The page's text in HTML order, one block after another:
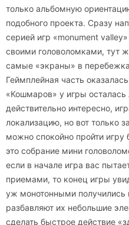
только альбомную
подобного проекта. Сразу
серией игр «monument
своими головоломками, тут
самые «экраны» в
Геймплейная часть
«Кошмаров» у игры
действительно интересно,
локализацию, но вот только
можно спокойно пройти игру
это собрание мини
если в начале игра вас
приемами, то конец игры
уж монотонными получились
разбавляют их небольшие
сделать быстрое действие